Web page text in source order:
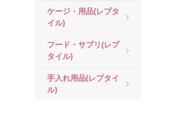
ケージ・用品(レプタ
イル)
フード・サプリ(レプ
タイル)
手入れ用品(レプタイ
ル)